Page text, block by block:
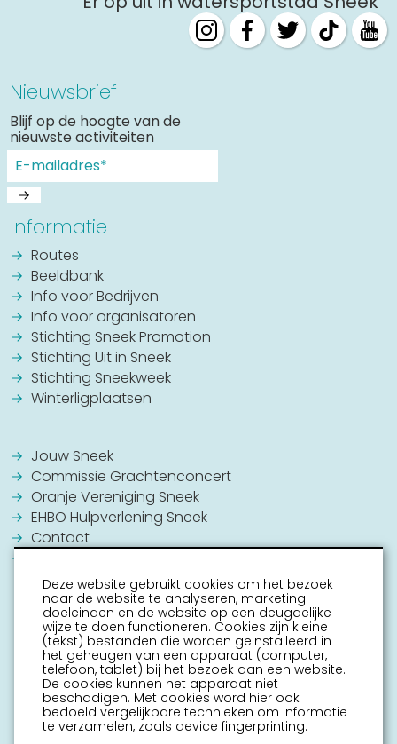
Nieuwsbrief
Blijf op de hoogte van de
nieuwste activiteiten
Informatie
Routes
Beeldbank
Info voor Bedrijven
Info voor organisatoren
Stichting Sneek Promotion
Stichting Uit in Sneek
Stichting Sneekweek
Winterligplaatsen
Jouw Sneek
Commissie Grachtenconcert
Oranje Vereniging Sneek
EHBO Hulpverlening Sneek
Contact
Deze website gebruikt cookies om het bezoek
naar de website te analyseren, marketing
doeleinden en de website op een deugdelijke
wijze te doen functioneren. Cookies zijn kleine
(tekst) bestanden die worden geïnstalleerd in
het geheugen van een apparaat (computer,
telefoon, tablet) bij het bezoek aan een website.
De cookies kunnen het apparaat niet
beschadigen. Met cookies word hier ook
bedoeld vergelijkbare technieken om informatie
te verzamelen, zoals device fingerprinting.